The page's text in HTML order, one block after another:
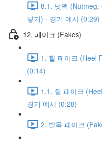
8.1. 넛맥 (Nutmeg,
넣기) - 경기 예시 (0:29)
12. 페이크 (Fakes)
1. 힐 페이크 (Heel
(0:14)
1.1. 힐 페이크
경기 예시 (0:28)
2. 발목 페이크